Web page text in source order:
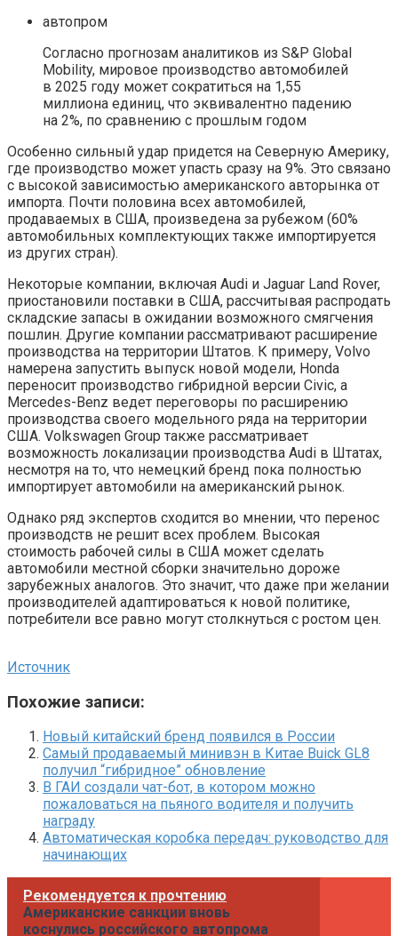
автопром
Согласно прогнозам аналитиков из S&P Global
Mobility, мировое производство автомобилей
в 2025 году может сократиться на 1,55
миллиона единиц, что эквивалентно падению
на 2%, по сравнению с прошлым годом
Особенно сильный удар придется на Северную Америку,
где производство может упасть сразу на 9%. Это связано
с высокой зависимостью американского авторынка от
импорта. Почти половина всех автомобилей,
продаваемых в США, произведена за рубежом (60%
автомобильных комплектующих также импортируется
из других стран).
Некоторые компании, включая Audi и Jaguar Land Rover,
приостановили поставки в США, рассчитывая распродать
складские запасы в ожидании возможного смягчения
пошлин. Другие компании рассматривают расширение
производства на территории Штатов. К примеру, Volvo
намерена запустить выпуск новой модели, Honda
переносит производство гибридной версии Civic, а
Mercedes-Benz ведет переговоры по расширению
производства своего модельного ряда на территории
США. Volkswagen Group также рассматривает
возможность локализации производства Audi в Штатах,
несмотря на то, что немецкий бренд пока полностью
импортирует автомобили на американский рынок.
Однако ряд экспертов сходится во мнении, что перенос
производств не решит всех проблем. Высокая
стоимость рабочей силы в США может сделать
автомобили местной сборки значительно дороже
зарубежных аналогов. Это значит, что даже при желании
производителей адаптироваться к новой политике,
потребители все равно могут столкнуться с ростом цен.
Источник
Похожие записи:
Новый китайский бренд появился в России
Самый продаваемый минивэн в Китае Buick GL8
получил “гибридное” обновление
В ГАИ создали чат-бот, в котором можно
пожаловаться на пьяного водителя и получить
награду
Автоматическая коробка передач: руководство для
начинающих
Рекомендуется к прочтению
Американские санкции вновь
коснулись российского автопрома